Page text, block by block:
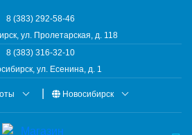
8 (383) 292-58-46
ул. Пролетарская, д. 118
8 (383) 316-32-10
ул. Есенина, д. 1
Новосибирск